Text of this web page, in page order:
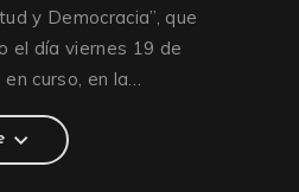
y Democracia”, que
el día viernes 19 de
curso, en la…